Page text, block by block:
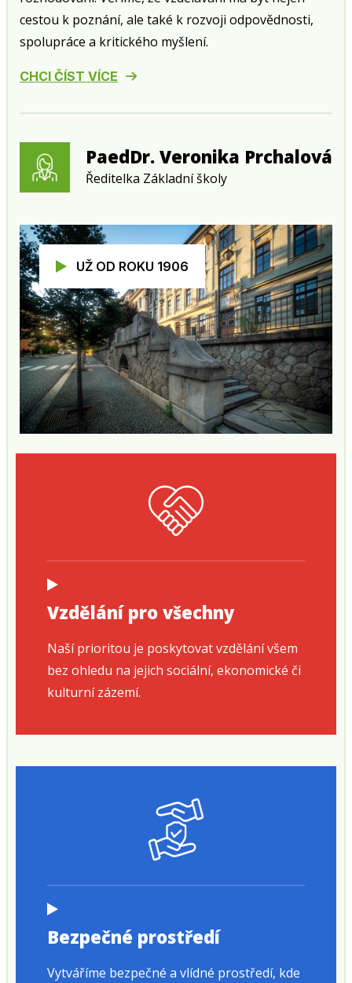
cestou k poznání, ale také k rozvoji odpovědnosti,
spolupráce a kritického myšlení.
CHCI ČÍST VÍCE
PaedDr. Veronika Prchalová
Ředitelka Základní školy
UŽ OD ROKU 1906
Vzdělání pro všechny
Naší prioritou je poskytovat vzdělání všem
bez ohledu na jejich sociální, ekonomické či
kulturní zázemí.
Bezpečné prostředí
Vytváříme bezpečné a vlídné prostředí, kde